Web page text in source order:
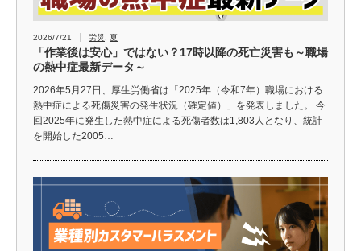
2026/7/21 労災 , 夏
「作業後は安心」ではない？17時以降の死亡災害も～職場
の熱中症最新データ～
2026年5月27日、厚生労働省は「2025年（令和7年）職場における
熱中症による死傷災害の発生状況（確定値）」を発表しました。 今
回2025年に発生した熱中症による死傷者数は1,803人となり、統計
を開始した2005…